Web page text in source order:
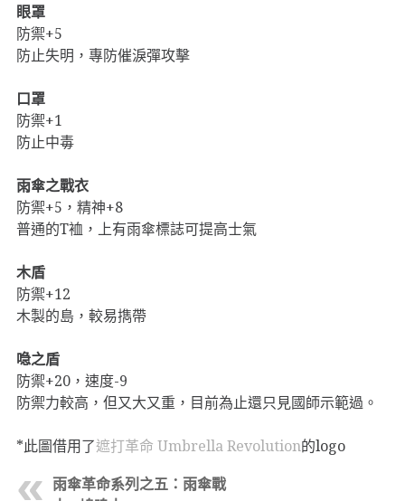
眼罩
防禦+5
防止失明，專防催淚彈攻擊
口罩
防禦+1
防止中毒
雨傘之戰衣
防禦+5，精神+8
普通的T裇，上有雨傘標誌可提高士氣
木盾
防禦+12
木製的島，較易擕帶
喼之盾
防禦+20，速度-9
防禦力較高，但又大又重，目前為止還只見國師示範過。
*此圖借用了遮打革命 Umbrella Revolution的logo
雨傘革命系列之五：雨傘戰